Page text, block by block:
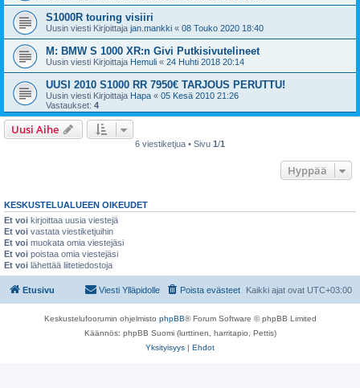
S1000R touring visiiri
Uusin viesti Kirjoittaja jan.mankki « 08 Touko 2020 18:40
M: BMW S 1000 XR:n Givi Putkisivutelineet
Uusin viesti Kirjoittaja Hemuli « 24 Huhti 2018 20:14
UUSI 2010 S1000 RR 7950€ TARJOUS PERUTTU!
Uusin viesti Kirjoittaja Hapa « 05 Kesä 2010 21:26
Vastaukset: 4
Uusi Aihe
6 viestiketjua • Sivu 1/1
Hyppää
KESKUSTELUALUEEN OIKEUDET
Et voi kirjoittaa uusia viestejä
Et voi vastata viestiketjuihin
Et voi muokata omia viestejäsi
Et voi poistaa omia viestejäsi
Et voi lähettää liitetiedostoja
Etusivu Kaikki ajat ovat UTC+03:00
Poista evästeet
Viesti Ylläpidolle
Keskustelufoorumin ohjelmisto phpBB® Forum Software © phpBB Limited
Käännös: phpBB Suomi (lurttinen, harritapio, Pettis)
Yksityisyys | Ehdot